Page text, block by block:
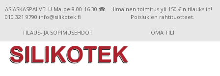
ASIASKASPALVELU Ma-pe 8.00-16.30 ☎
010 321 9790 info@silikotek.fi
Ilmainen toimitus yli 150 €:n tilauksiin!
Poislukien rahtituotteet.
TILAUS- JA SOPIMUSEHDOT OMA TILI